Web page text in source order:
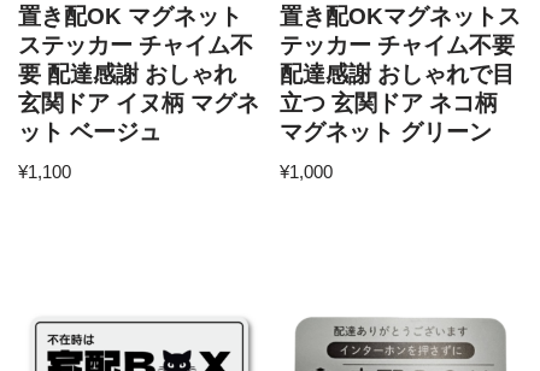
置き配OK マグネット
ステッカー チャイム不
要 配達感謝 おしゃれ
玄関ドア イヌ柄 マグネ
ット ベージュ
¥1,100
置き配OKマグネットス
テッカー チャイム不要
配達感謝 おしゃれで目
立つ 玄関ドア ネコ柄
マグネット グリーン
¥1,000